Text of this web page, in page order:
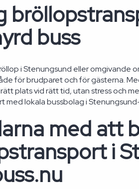
buss
i Stenungsund eller omgivande
för brudparet och för gästerna.
plats vid rätt tid, utan stress och
med lokala bussbolag i
med att
i